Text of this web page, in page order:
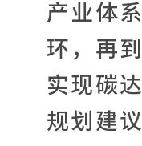
产业体
环，再
实现碳
规划建